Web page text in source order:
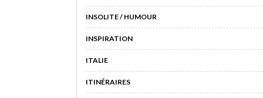
INSOLITE / HUMOUR
INSPIRATION
ITALIE
ITINÉRAIRES